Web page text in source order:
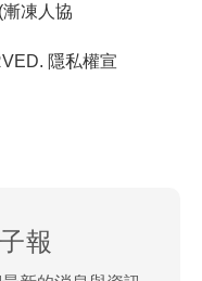
凍人協
隱私權宣
報